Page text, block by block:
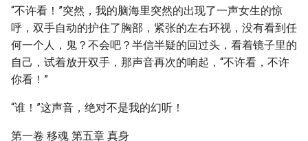
“不许看！”突然，我的脑海里突然的出现了一声女生的惊
呼，双手自动的护住了胸部，紧张的左右环视，没有看到任
何一个人，鬼？不会吧？半信半疑的回过头，看着镜子里的
自己，试着放开双手，那声音再次的响起，“不许看，不许
你看！”
“谁！”这声音，绝对不是我的幻听！
第一卷 移魂 第五章 真身